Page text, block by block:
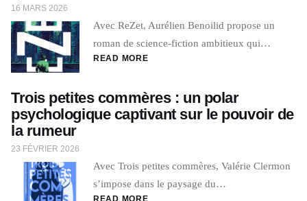
16 MARS 2026
Avec ReZet, Aurélien Benoilid propose un
roman de science-fiction ambitieux qui…
READ MORE
Trois petites commères : un polar
psychologique captivant sur le pouvoir de
la rumeur
23 FÉVRIER 2026
Avec Trois petites commères, Valérie Clermon
s’impose dans le paysage du…